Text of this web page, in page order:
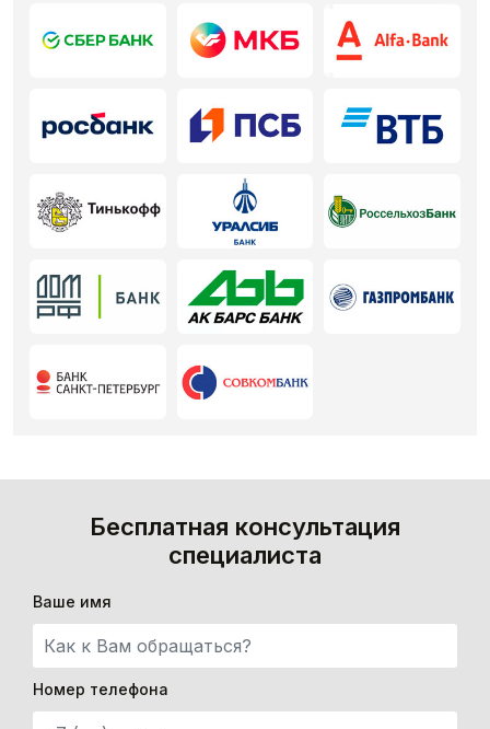
Бесплатная консультация
специалиста
Ваше имя
Номер телефона